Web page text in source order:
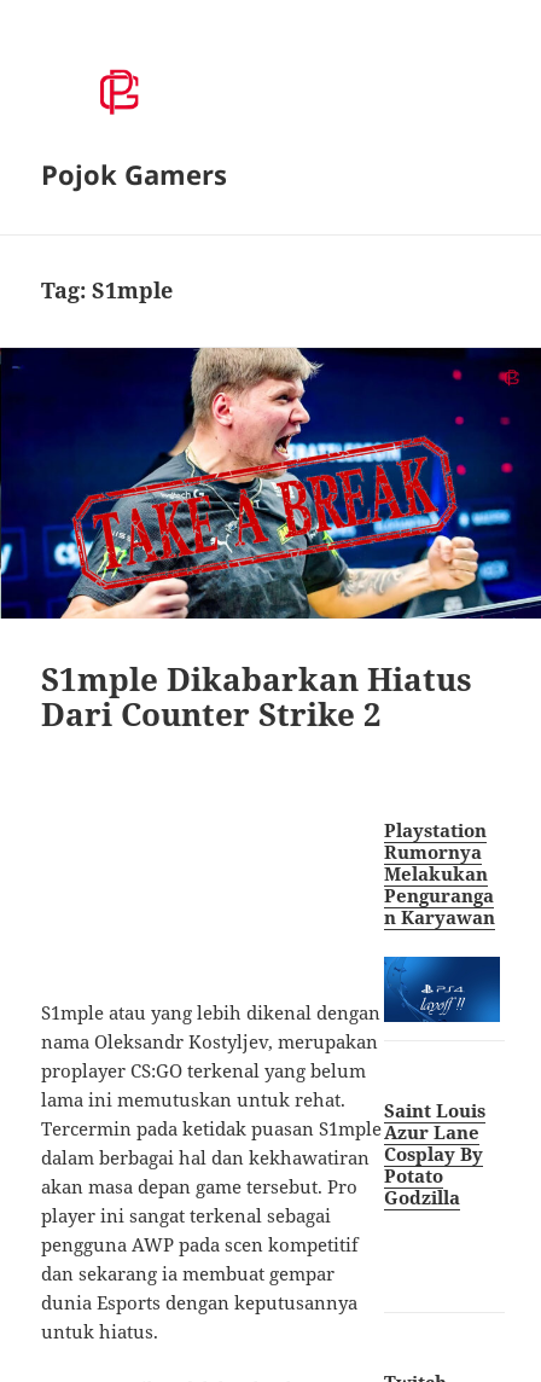
Pojok Gamers
Tag:S1mple
S1mple Dikabarkan Hiatus
Dari Counter Strike 2
S1mple atau yang lebih dikenal dengan
nama Oleksandr Kostyljev, merupakan
proplayer CS:GO terkenal yang belum
lama ini memutuskan untuk rehat.
Tercermin pada ketidak puasan S1mple
dalam berbagai hal dan kekhawatiran
akan masa depan game tersebut. Pro
player ini sangat terkenal sebagai
pengguna AWP pada scen kompetitif
dan sekarang ia membuat gempar
dunia Esports dengan keputusannya
untuk hiatus.
Playstation
Rumornya
Melakukan
Penguranga
n Karyawan
Saint Louis
Azur Lane
Cosplay By
Potato
Godzilla